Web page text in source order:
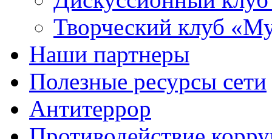
Творческий клуб
Наши партнеры
Полезные ресурсы сети
Антитеррор